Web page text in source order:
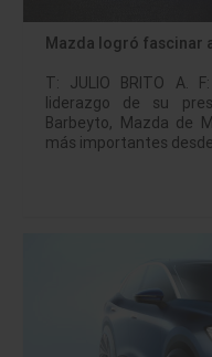
Mazda logró fascinar
T: JULIO BRITO A.
liderazgo de su
Barbeyto, Mazda de
más importantes